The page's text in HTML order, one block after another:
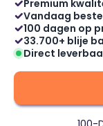
Premium
Vandaag
100 dagen op
33.700+ blije
Direct